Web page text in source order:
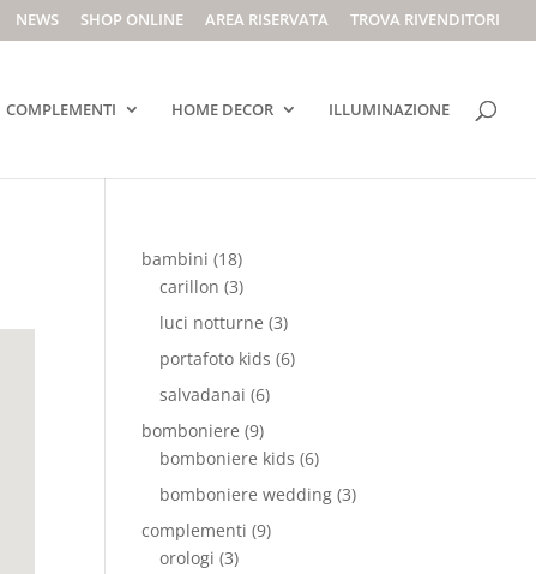
NEWS SHOP ONLINE AREA RISERVATA TROVA RIVENDITORI
COMPLEMENTI HOME DECOR ILLUMINAZIONE
bambini (18)
carillon (3)
luci notturne (3)
portafoto kids (6)
salvadanai (6)
bomboniere (9)
bomboniere kids (6)
bomboniere wedding (3)
complementi (9)
orologi (3)